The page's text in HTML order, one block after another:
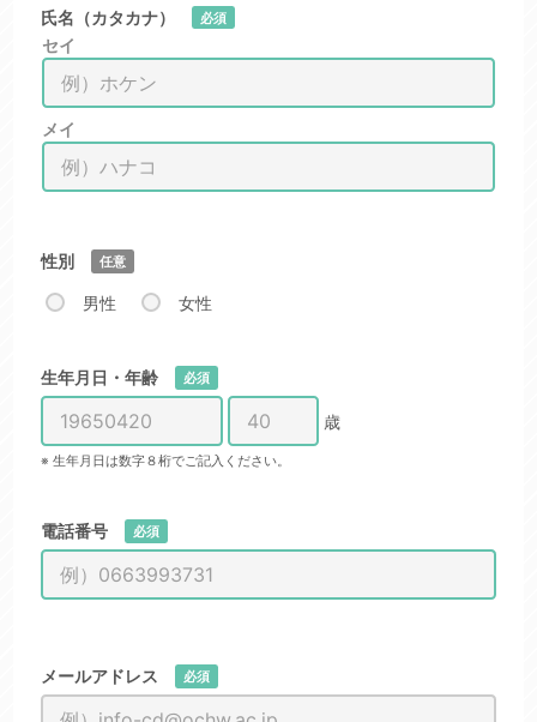
氏名（カタカナ） 必須
セイ
メイ
性別 任意
男性 女性
生年月日・年齢 必須
歳
※ 生年月日は数字８桁でご記入ください。
電話番号 必須
メールアドレス 必須